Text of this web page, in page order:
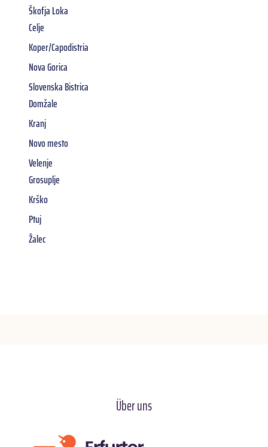
Škofja Loka
Celje
Koper/Capodistria
Nova Gorica
Slovenska Bistrica
Domžale
Kranj
Novo mesto
Velenje
Grosuplje
Krško
Ptuj
Žalec
Über uns